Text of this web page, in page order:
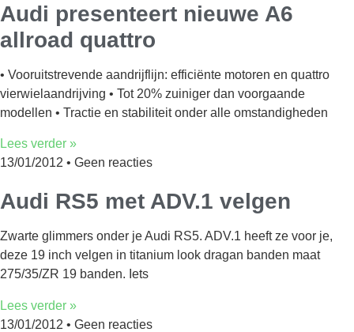
Audi presenteert nieuwe A6
allroad quattro
• Vooruitstrevende aandrijflijn: efficiënte motoren en quattro
vierwielaandrijving • Tot 20% zuiniger dan voorgaande
modellen • Tractie en stabiliteit onder alle omstandigheden
Lees verder »
13/01/2012
Geen reacties
Audi RS5 met ADV.1 velgen
Zwarte glimmers onder je Audi RS5. ADV.1 heeft ze voor je,
deze 19 inch velgen in titanium look dragan banden maat
275/35/ZR 19 banden. Iets
Lees verder »
13/01/2012
Geen reacties